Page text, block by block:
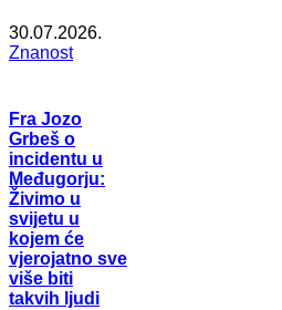
30.07.2026.
Znanost
Fra Jozo
Grbeš o
incidentu u
Međugorju:
Živimo u
svijetu u
kojem će
vjerojatno sve
više biti
takvih ljudi